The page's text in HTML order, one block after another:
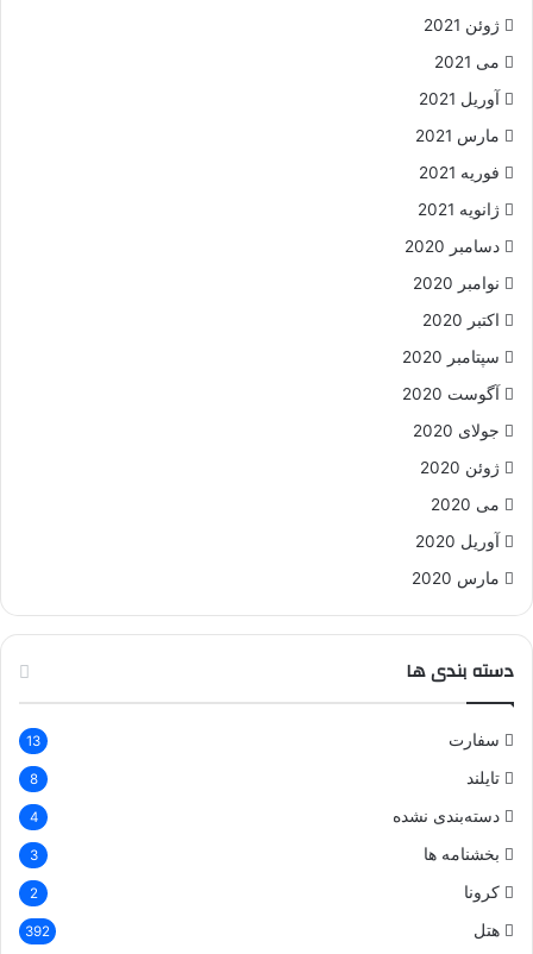
ژوئن 2021
می 2021
آوریل 2021
مارس 2021
فوریه 2021
ژانویه 2021
دسامبر 2020
نوامبر 2020
اکتبر 2020
سپتامبر 2020
آگوست 2020
جولای 2020
ژوئن 2020
می 2020
آوریل 2020
مارس 2020
دسته بندی ها
سفارت 13
تایلند 8
دسته‌بندی نشده 4
بخشنامه ها 3
کرونا 2
هتل 392